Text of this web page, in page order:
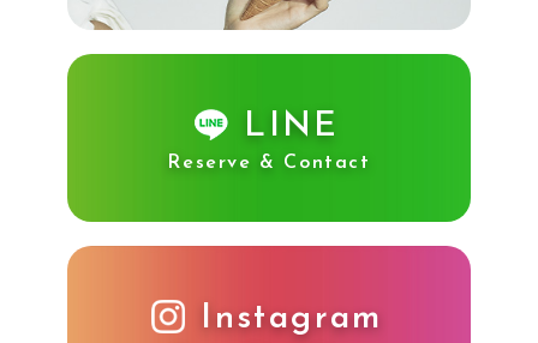
LINE
Reserve & Contact
Instagram